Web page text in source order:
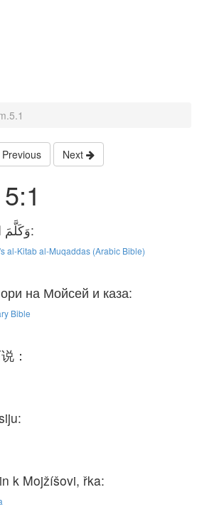
Previous Next
وَكَلَّمَ الرَّبُّ مُوسَى قَائِلاً:
al-Kitab al-Muqaddas (Arabic Bible)
на Мойсей и каза:
Bible
：
k Mojžíšovi, řka: